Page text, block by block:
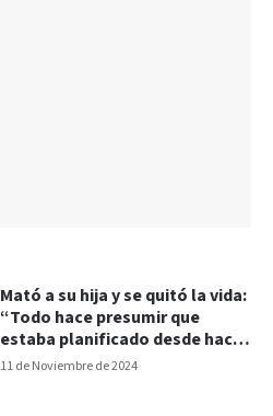
11 de Noviembre de 2024
Mató a su hija y se quitó la vida:
“Todo hace presumir que
estaba planificado desde hace
un tiempo”